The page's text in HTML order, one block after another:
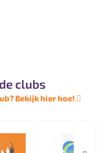
clubs
Bekijk hier hoe!